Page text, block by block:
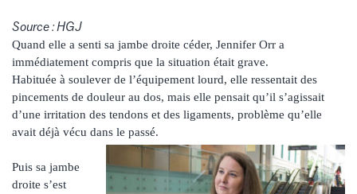
Source : HGJ
Quand elle a senti sa jambe droite céder, Jennifer Orr a
immédiatement compris que la situation était grave.
Habituée à soulever de l’équipement lourd, elle ressentait des
pincements de douleur au dos, mais elle pensait qu’il s’agissait
d’une irritation des tendons et des ligaments, problème qu’elle
avait déjà vécu dans le passé.
Puis sa jambe
droite s’est